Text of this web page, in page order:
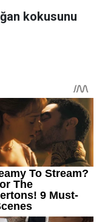
kokusunu